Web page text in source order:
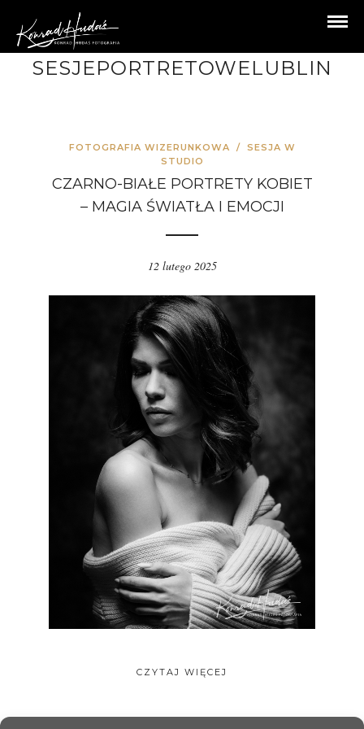
SESJEPORTRETOWELUBLIN
FOTOGRAFIA WIZERUNKOWA / SESJA W
STUDIO
CZARNO-BIAŁE PORTRETY KOBIET
– MAGIA ŚWIATŁA I EMOCJI
12 lutego 2025
CZYTAJ WIĘCEJ